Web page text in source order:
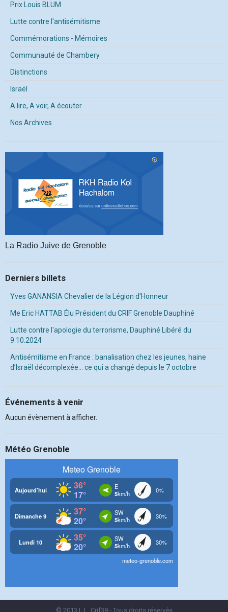
Prix Louis BLUM
Lutte contre l'antisémitisme
Commémorations - Mémoires
Communauté de Chambery
Distinctions
Israël
A lire, A voir, A écouter
Nos Archives
La Radio Juive de Grenoble
Derniers billets
Yves GANANSIA Chevalier de la Légion d'Honneur
Me Eric HATTAB Élu Président du CRIF Grenoble Dauphiné
Lutte contre l'apologie du terrorisme, Dauphiné Libéré du
9.10.2024
Antisémitisme en France : banalisation chez les jeunes, haine
d’Israël décomplexée… ce qui a changé depuis le 7 octobre
Événements à venir
Aucun évènement à afficher.
Météo Grenoble
© 2013 L.L. Crif38 - Tous droits réservés